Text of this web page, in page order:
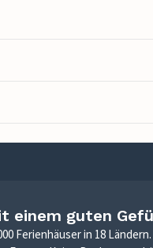
einem guten
Ferienhäuser in 18